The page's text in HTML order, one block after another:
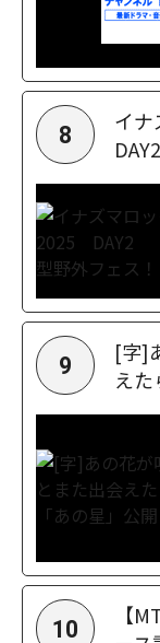
8
イ
9
[字]
えた
10
【